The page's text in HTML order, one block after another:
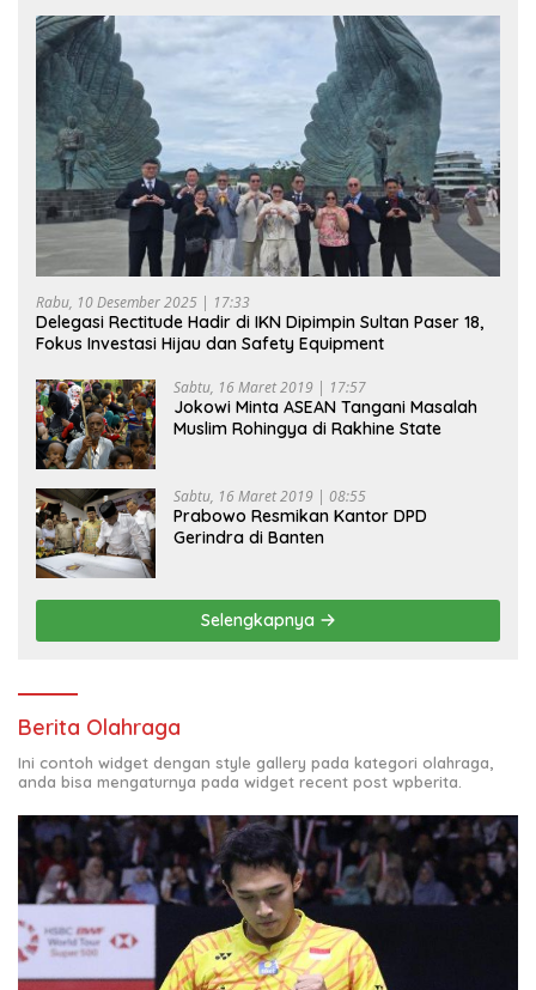
Rabu, 10 Desember 2025 | 17:33
Delegasi Rectitude Hadir di IKN Dipimpin Sultan Paser 18,
Fokus Investasi Hijau dan Safety Equipment
Sabtu, 16 Maret 2019 | 17:57
Jokowi Minta ASEAN Tangani Masalah
Muslim Rohingya di Rakhine State
Sabtu, 16 Maret 2019 | 08:55
Prabowo Resmikan Kantor DPD
Gerindra di Banten
Selengkapnya
Berita Olahraga
Ini contoh widget dengan style gallery pada kategori olahraga,
anda bisa mengaturnya pada widget recent post wpberita.